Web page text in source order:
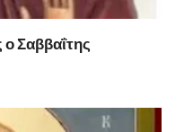
ο Σαββαΐτης